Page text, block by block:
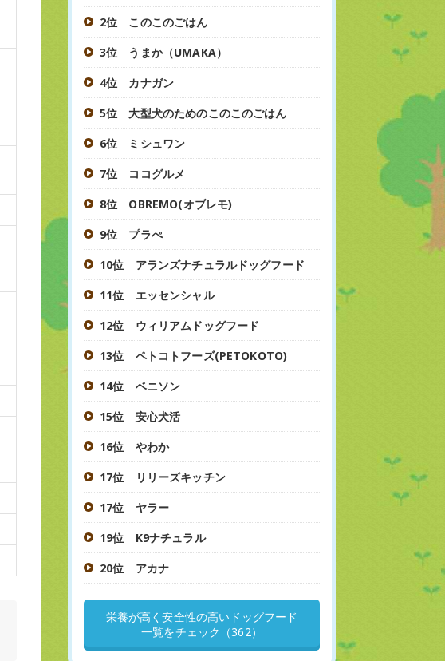
2位 このこのごはん
3位 うまか（UMAKA）
4位 カナガン
5位 大型犬のためのこのこのごはん
6位 ミシュワン
7位 ココグルメ
8位 OBREMO(オブレモ)
9位 プラぺ
10位 アランズナチュラルドッグフード
11位 エッセンシャル
12位 ウィリアムドッグフード
13位 ペトコトフーズ(PETOKOTO)
14位 ベニソン
15位 安心犬活
16位 やわか
17位 リリーズキッチン
17位 ヤラー
19位 K9ナチュラル
20位 アカナ
栄養が高く安全性の高いドッグフード
一覧をチェック（362）